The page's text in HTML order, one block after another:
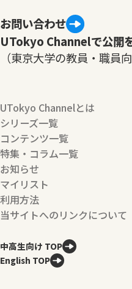
お問い合わせ
UTokyo Channelで公開
（東京大学の教員・職員向
UTokyo Channelとは
シリーズ一覧
コンテンツ一覧
特集・コラム一覧
お知らせ
マイリスト
利用方法
当サイトへのリンクについて
中高生向け TOP
English TOP